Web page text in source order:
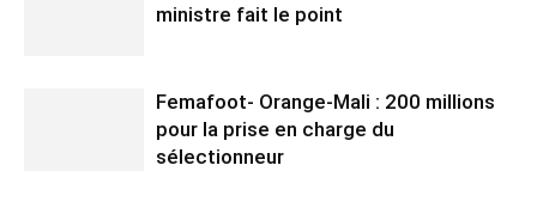
ministre fait le point
Femafoot- Orange-Mali : 200 millions
pour la prise en charge du
sélectionneur